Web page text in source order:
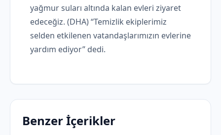
yağmur suları altında kalan evleri ziyaret
edeceğiz. (DHA) “Temizlik ekiplerimiz
selden etkilenen vatandaşlarımızın evlerine
yardım ediyor” dedi.
Benzer İçerikler